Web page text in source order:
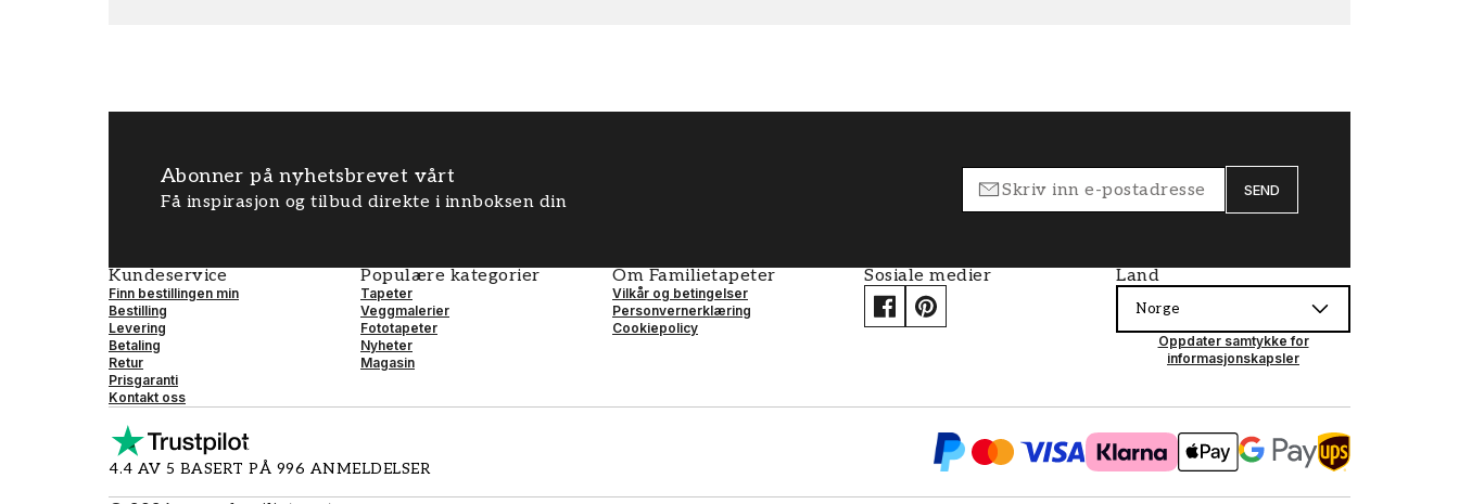
Abonner på nyhetsbrevet vårt
Få inspirasjon og tilbud direkte i innboksen din
SEND
Kundeservice
Finn bestillingen min
Bestilling
Levering
Betaling
Retur
Prisgaranti
Kontakt oss
Populære kategorier
Tapeter
Veggmalerier
Fototapeter
Nyheter
Magasin
Om Familietapeter
Vilkår og betingelser
Personvernerklæring
Cookiepolicy
Sosiale medier Land
Norge
Oppdater samtykke for
informasjonskapsler
4.4 AV 5 BASERT PÅ 996 ANMELDELSER